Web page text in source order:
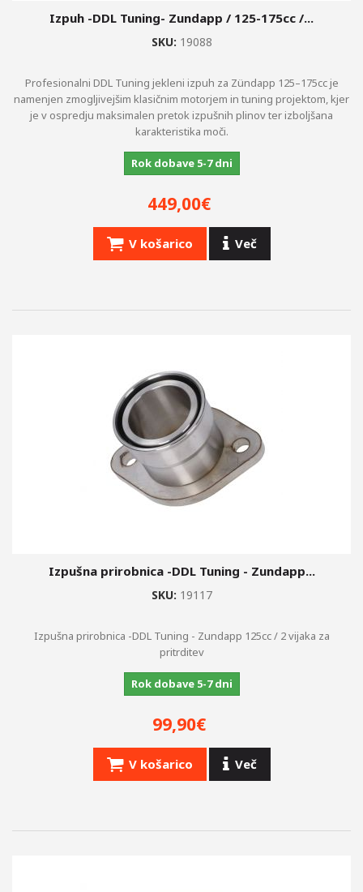
Izpuh -DDL Tuning- Zundapp / 125-175cc /...
SKU: 19088
Profesionalni DDL Tuning jekleni izpuh za Zündapp 125–175cc je
namenjen zmogljivejšim klasičnim motorjem in tuning projektom, kjer
je v ospredju maksimalen pretok izpušnih plinov ter izboljšana
karakteristika moči.
Rok dobave 5-7 dni
449,00€
V košarico Več
Izpušna prirobnica -DDL Tuning - Zundapp...
SKU: 19117
Izpušna prirobnica -DDL Tuning - Zundapp 125cc / 2 vijaka za
pritrditev
Rok dobave 5-7 dni
99,90€
V košarico Več